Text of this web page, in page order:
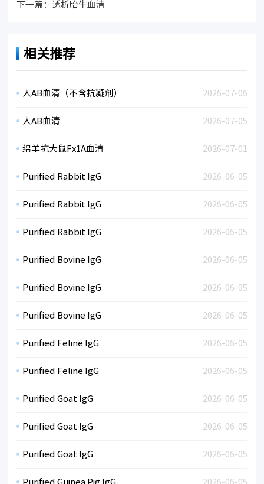
下一篇： 透析胎牛血清
相关推荐
2026-07-06
人AB血清（不含抗凝剂）
2026-07-05
人AB血清
2026-07-01
绵羊抗大鼠Fx1A血清
2026-06-05
Purified Rabbit IgG
2026-06-05
Purified Rabbit IgG
2026-06-05
Purified Rabbit IgG
2026-06-05
Purified Bovine IgG
2026-06-05
Purified Bovine IgG
2026-06-05
Purified Bovine IgG
2026-06-05
Purified Feline IgG
2026-06-05
Purified Feline IgG
2026-06-05
Purified Goat IgG
2026-06-05
Purified Goat IgG
2026-06-05
Purified Goat IgG
2026-06-05
Purified Guinea Pig IgG